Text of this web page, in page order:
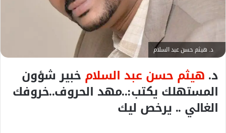
ر
و
ن
ي
د. هيثم حسن عبد السلام
د. هيثم حسن عبد السلام خبير شؤون
المستهلك يكتب:..مهد الحروف..خروفك
الغالي .. يرخص ليك